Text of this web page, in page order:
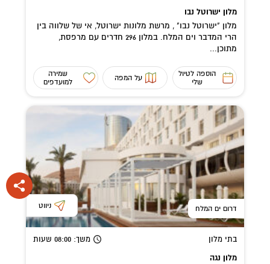
מלון ישרוטל נבו
מלון "ישרוטל נבו" , מרשת מלונות ישרוטל, אי של שלווה בין
הרי המדבר וים המלח. במלון 296 חדרים עם מרפסת,
מתוכן...
הוספה לטיול
שלי
על המפה
שמירה
למועדפים
דרום ים המלח ניווט
בתי מלון משך: 08:00 שעות
מלון נגה